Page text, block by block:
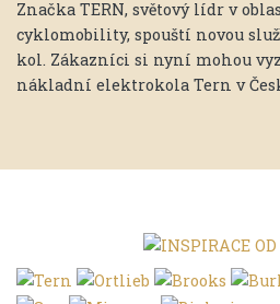
Značka TERN, světový lídr v
cyklomobility, spouští novou
kol. Zákazníci si nyní mohou
nákladní elektrokola Tern v